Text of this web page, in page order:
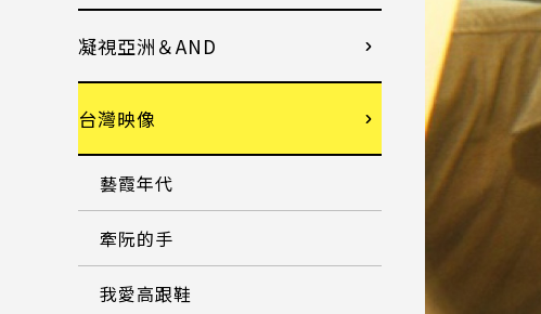
凝視亞洲＆AND
台灣映像
藝霞年代
牽阮的手
我愛高跟鞋